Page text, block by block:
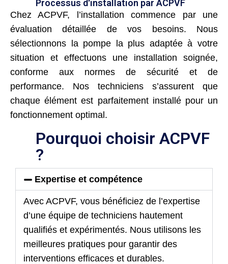
Processus d'installation par ACPVF
Chez ACPVF, l’installation commence par une
évaluation détaillée de vos besoins. Nous
sélectionnons la pompe la plus adaptée à votre
situation et effectuons une installation soignée,
conforme aux normes de sécurité et de
performance. Nos techniciens s’assurent que
chaque élément est parfaitement installé pour un
fonctionnement optimal.
Pourquoi choisir ACPVF
?
Expertise et compétence
Avec ACPVF, vous bénéficiez de l’expertise
d’une équipe de techniciens hautement
qualifiés et expérimentés. Nous utilisons les
meilleures pratiques pour garantir des
interventions efficaces et durables.